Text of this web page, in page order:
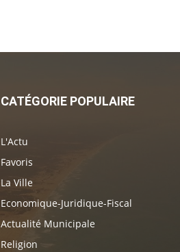
CATÉGORIE POPULAIRE
L'Actu
Favoris
La Ville
Economique-Juridique-Fiscal
Actualité Municipale
Religion